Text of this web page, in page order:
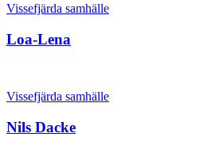
Vissefjärda samhälle
Loa-Lena
Vissefjärda samhälle
Nils Dacke